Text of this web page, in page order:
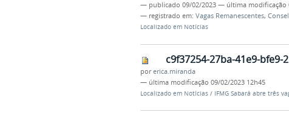
— publicado 09/02/2023 — última modificação
— registrado em: Vagas Remanescentes,
Localizado em Notícias
c9f37254-27ba-41e9-bfe9-
porerica.miranda
— última modificação 09/02/2023 12h45
Localizado em Notícias / IFMG Sabará abre três